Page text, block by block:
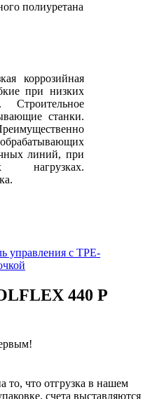
полиуретана
коррозийная
при низких
Строительное
станки.
линий, при
нагрузках.
управления с TPE-
440 P
что отгрузка в нашем
счета выставляются